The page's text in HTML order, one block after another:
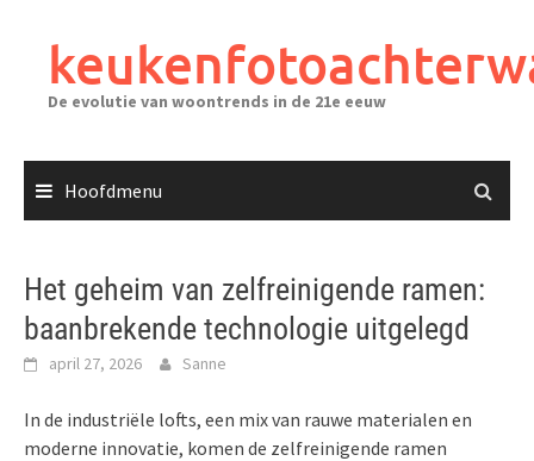
inhoudDe evolutie van woontrends in de 21e eeuw
Hoofdmenu
Het geheim van zelfreinigende ramen:
baanbrekende technologie uitgelegd
april 27, 2026 Sanne
In de industriële lofts, een mix van rauwe materialen en
moderne innovatie, komen de zelfreinigende ramen